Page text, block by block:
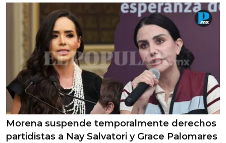
Morena suspende temporalmente derechos
partidistas a Nay Salvatori y Grace Palomares